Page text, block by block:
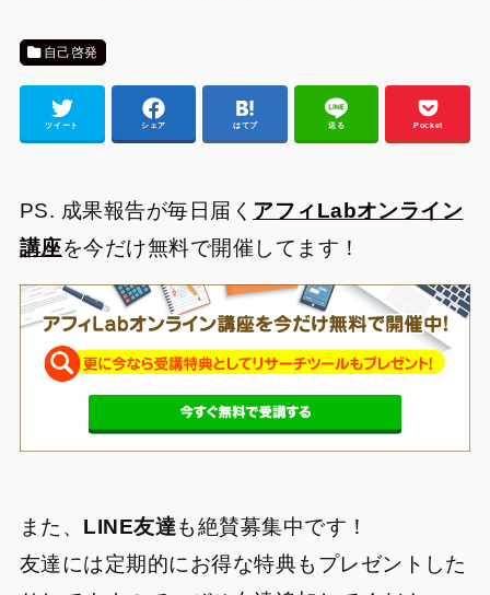
自己啓発
ツイート シェア はてブ 送る Pocket
PS. 成果報告が毎日届く アフィLabオンライン
講座を今だけ無料で開催してます！
また、 LINE友達も絶賛募集中です！
友達には定期的にお得な特典もプレゼントした